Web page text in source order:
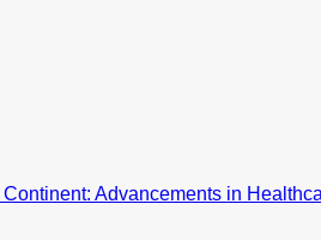
Advancements in